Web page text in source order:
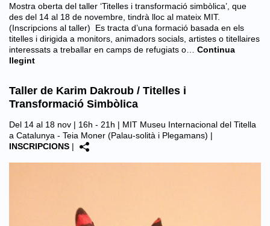
Mostra oberta del taller ‘Titelles i transformació simbòlica’, que
des del 14 al 18 de novembre, tindrà lloc al mateix MIT.
(Inscripcions al taller) Es tracta d’una formació basada en els
titelles i dirigida a monitors, animadors socials, artistes o titellaires
interessats a treballar en camps de refugiats o…
Continua
llegint
Taller de Karim Dakroub / Titelles i
Transformació Simbòlica
Del 14 al 18 nov | 16h - 21h | MIT Museu Internacional del Titella
a Catalunya - Teia Moner (Palau-solità i Plegamans) |
INSCRIPCIONS |